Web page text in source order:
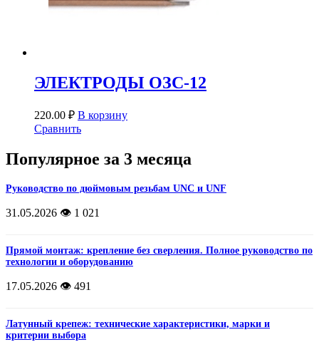
ЭЛЕКТРОДЫ ОЗС-12
220.00 ₽ В корзину
Сравнить
Популярное за 3 месяца
Руководство по дюймовым резьбам UNC и UNF
31.05.2026 👁️ 1 021
Прямой монтаж: крепление без сверления. Полное руководство по
технологии и оборудованию
17.05.2026 👁️ 491
Латунный крепеж: технические характеристики, марки и
критерии выбора